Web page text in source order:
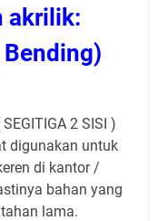
akrilik:
2 SISI )
digunakan untuk
di kantor /
bahan yang
lama.